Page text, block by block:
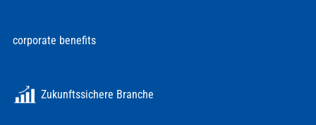
corporate benefits
Zukunftssichere Branche